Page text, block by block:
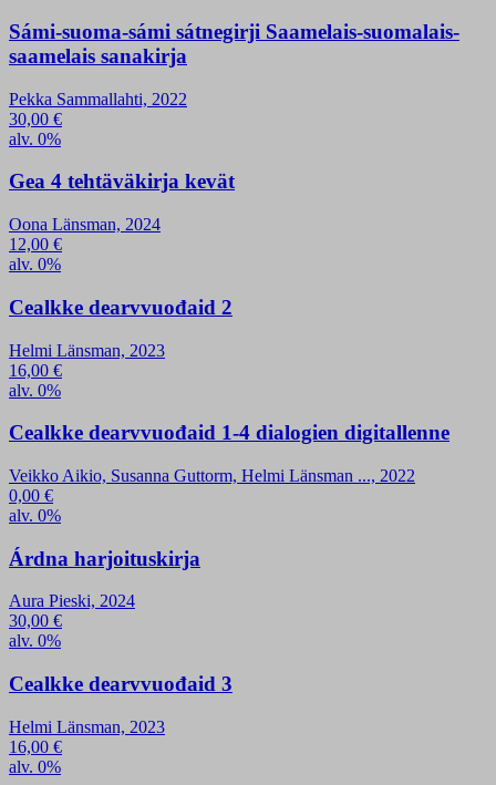
Sámi-suoma-sámi sátnegirji Saamelais-suomalais-
saamelais sanakirja
Pekka Sammallahti, 2022
30,00 €
alv. 0%
Gea 4 tehtäväkirja kevät
Oona Länsman, 2024
12,00 €
alv. 0%
Cealkke dearvvuođaid 2
Helmi Länsman, 2023
16,00 €
alv. 0%
Cealkke dearvvuođaid 1-4 dialogien digitallenne
Veikko Aikio, Susanna Guttorm, Helmi Länsman ..., 2022
0,00 €
alv. 0%
Árdna harjoituskirja
Aura Pieski, 2024
30,00 €
alv. 0%
Cealkke dearvvuođaid 3
Helmi Länsman, 2023
16,00 €
alv. 0%